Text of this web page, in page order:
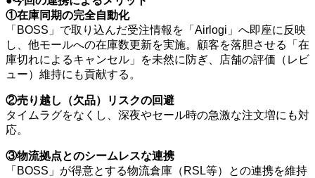
①在庫同期の完全自動化
「BOSS」で取り込んだ受注情報を「Airlogi」へ即座に反映
し、他モールへの在庫数更新を実施。顧客を落胆させる「在
庫切れによるキャンセル」を未然に防ぎ、店舗の評価（レビ
ュー）維持にも貢献する。
②売り越し（欠品）リスクの回避
タイムラグをなくし、深夜やセール時の急激な注文増にも対
応。
③物流拠点とのシームレスな連携
「BOSS」が得意とする物流倉庫（RSL等）との連携を維持